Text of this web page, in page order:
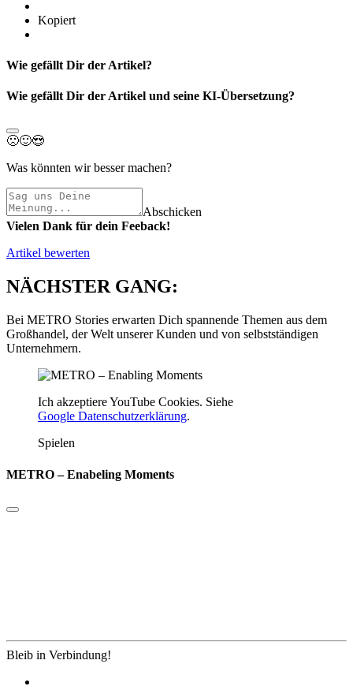
Kopiert
Wie gefällt Dir der Artikel?
Wie gefällt Dir der Artikel und seine KI-Übersetzung?
🙁🙂😍
Was könnten wir besser machen?
Abschicken
Vielen Dank für dein Feeback!
Artikel bewerten
NÄCHSTER GANG:
Bei METRO Stories erwarten Dich spannende Themen aus dem
Großhandel, der Welt unserer Kunden und von selbstständigen
Unternehmern.
Ich akzeptiere YouTube Cookies. Siehe
Google Datenschutzerklärung.
Spielen
METRO – Enabeling Moments
Bleib in Verbindung!